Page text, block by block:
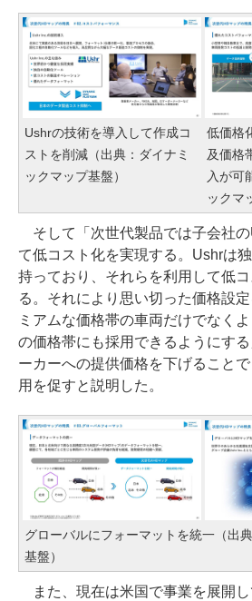
Ushrの技術を導入して作成コ
ストを削減（出典：ダイナミ
ックマップ基盤）
低価格
及価格
入が可
ックマ
そして「次世代製品では子会社
て低コスト化を実現する。Ushrは
持っており、それらを利用して低
る。それにより思い切った価格設
ミアムな価格帯の車両だけでなく
の価格帯にも採用できるようにす
ーカーへの提供価格を下げること
用を促すと説明した。
グローバルにフォーマットを統一（出
基盤）
また、現在は米国で事業を展開し